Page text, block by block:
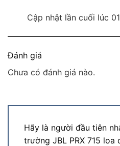
Cập nhật lần cuối lúc
Đánh giá
Chưa có đánh giá nào.
Hãy là người đầu tiên
trường JBL PRX 715 loa